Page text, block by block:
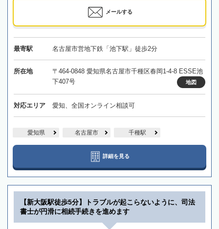
メールする
最寄駅 名古屋市営地下鉄「池下駅」徒歩2分
所在地
〒464-0848 愛知県名古屋市千種区春岡1-4-8 ESSE池
下407号
地図
対応エリア 愛知、全国オンライン相談可
愛知県 名古屋市 千種駅
詳細を見る
【新大阪駅徒歩5分】トラブルが起こらないように、司法
書士が円滑に相続手続きを進めます